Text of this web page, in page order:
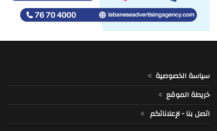
سياسة الخصوصية
خريطة الموقع
اتصل بنا - لإعلاناتكم